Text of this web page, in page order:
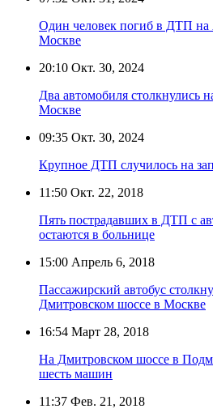
Один человек погиб в ДТП на
Москве
20:10 Окт. 30, 2024
Два автомобиля столкнулись
Москве
09:35 Окт. 30, 2024
Крупное ДТП случилось на
11:50 Окт. 22, 2018
Пять пострадавших в ДТП с
остаются в больнице
15:00 Апрель 6, 2018
Пассажирский автобус
Дмитровском шоссе в Москве
16:54 Март 28, 2018
На Дмитровском шоссе в
шесть машин
11:37 Фев. 21, 2018